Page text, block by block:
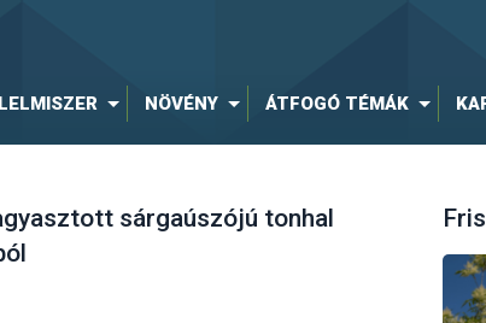
NÖVÉNY ÁTFOGÓ TÉMÁK
sárgaúszójú tonhal